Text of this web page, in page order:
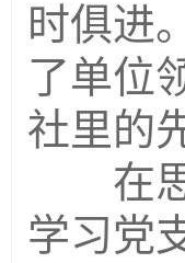
时俱进
了单位
社里的
在思
学习党